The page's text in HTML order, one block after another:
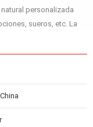
personalizada
sueros, etc. La